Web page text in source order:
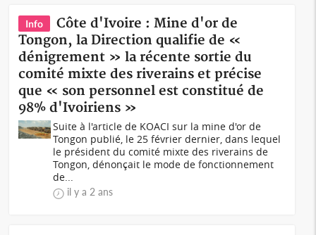
Info
Côte d'Ivoire : Mine d'or de
Tongon, la Direction qualifie de «
dénigrement » la récente sortie du
comité mixte des riverains et précise
que « son personnel est constitué de
98% d'Ivoiriens »
Suite à l'article de KOACI sur la mine d'or de
Tongon publié, le 25 février dernier, dans lequel
le président du comité mixte des riverains de
Tongon, dénonçait le mode de fonctionnement
de...
il y a 2 ans